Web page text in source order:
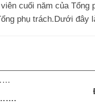
cuối năm của
phụ trách.Dưới đây
…….